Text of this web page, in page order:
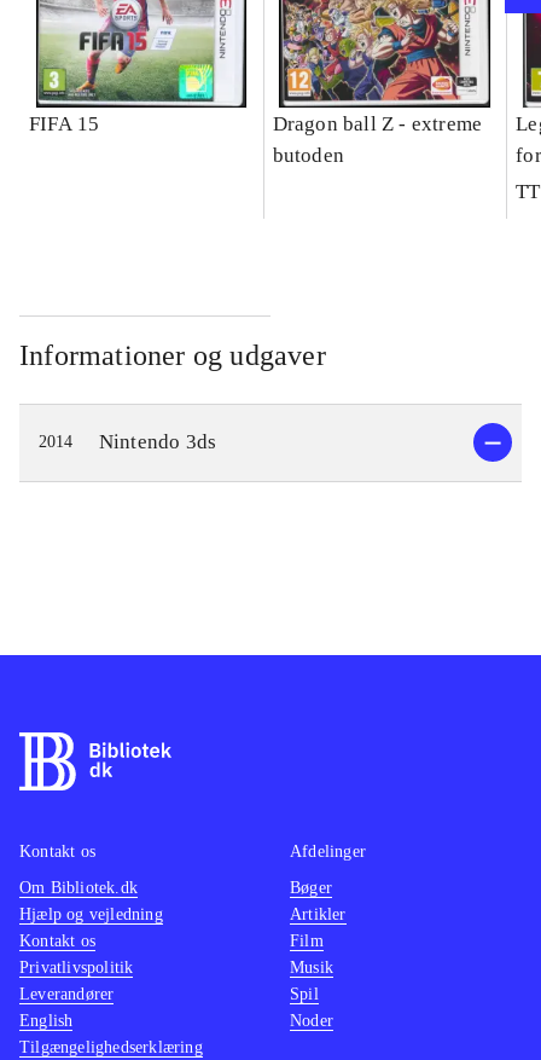
FIFA 15
Dragon ball Z - extreme
butoden
Informationer og udgaver
2014 Nintendo 3ds
Kontakt os
Om Bibliotek.dk
Hjælp og vejledning
Kontakt os
Privatlivspolitik
Leverandører
English
Tilgængelighedserklæring
Afdelinger
Bøger
Artikler
Film
Musik
Spil
Noder